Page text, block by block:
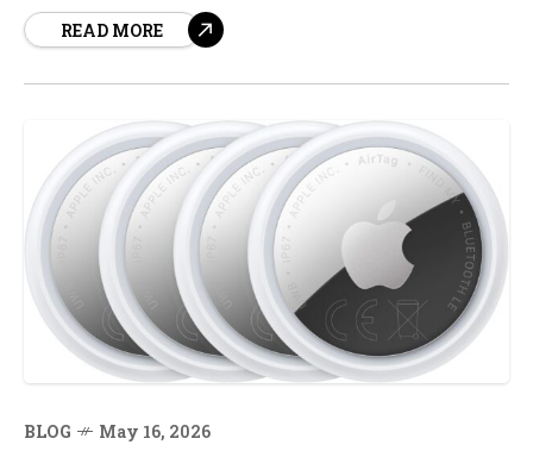
Coben. Esta miniserie británica, protagonizada por
READ MORE
BLOG May 16, 2026